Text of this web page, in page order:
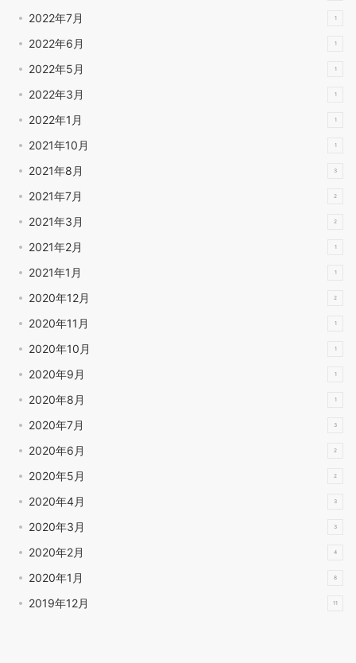
2022年7月 1
2022年6月 1
2022年5月 1
2022年3月 1
2022年1月 1
2021年10月 1
2021年8月 3
2021年7月 2
2021年3月 2
2021年2月 1
2021年1月 1
2020年12月 2
2020年11月 1
2020年10月 1
2020年9月 1
2020年8月 1
2020年7月 3
2020年6月 2
2020年5月 2
2020年4月 3
2020年3月 3
2020年2月 4
2020年1月 8
2019年12月 11